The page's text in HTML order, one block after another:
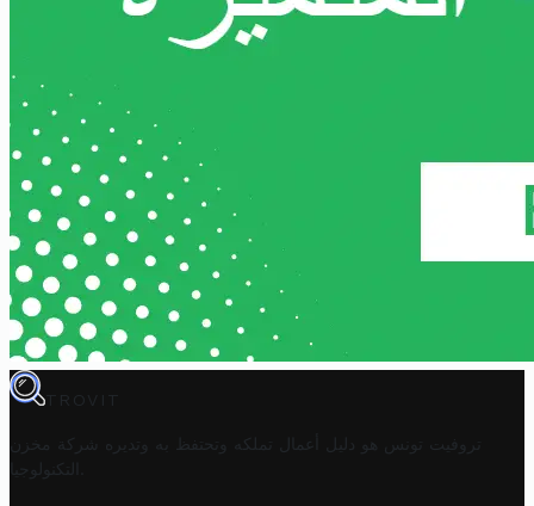
TROVIT
تروفيت تونس هو دليل أعمال تملكه وتحتفظ به وتديره
شركة مخزن
التكنولوجيا